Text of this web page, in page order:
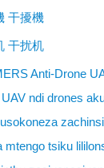
干擾機
干扰机
Anti-Drone
ndi drones
mtengo tsiku